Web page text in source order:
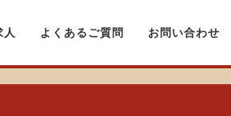
人 よくあるご質問 お問い合わせ